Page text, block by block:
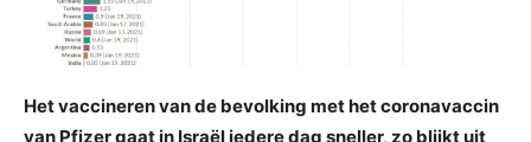
Het vaccineren van de bevolking met het coronavaccin
van Pfizer gaat in Israël iedere dag sneller, zo blijkt uit